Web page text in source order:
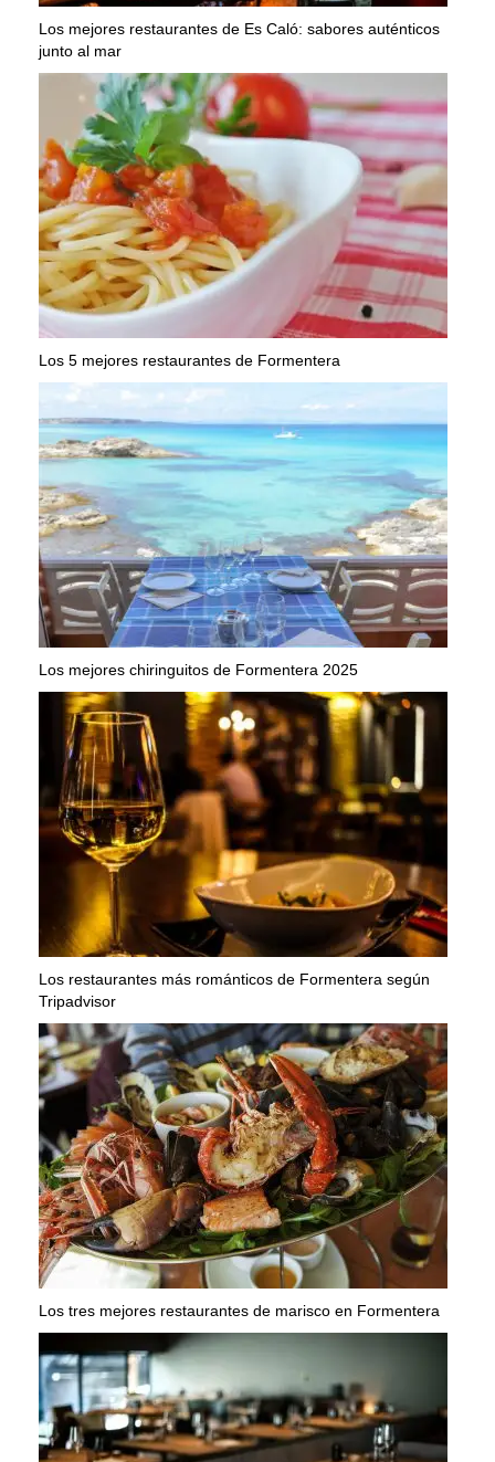
Los mejores restaurantes de Es Caló: sabores auténticos
junto al mar
Los 5 mejores restaurantes de Formentera
Los mejores chiringuitos de Formentera 2025
Los restaurantes más románticos de Formentera según
Tripadvisor
Los tres mejores restaurantes de marisco en Formentera